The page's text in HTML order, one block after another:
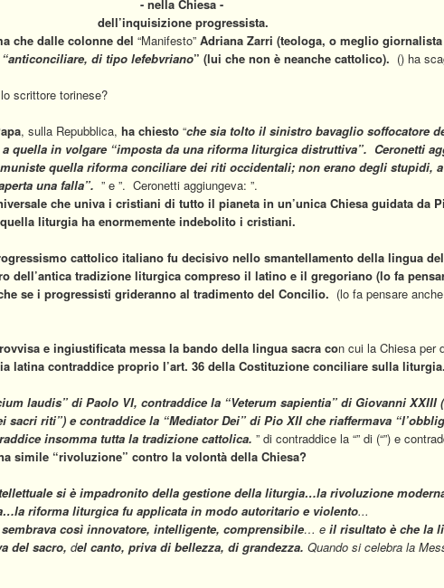
- nella Chiesa -
dell’inquisizione progressista.
che dalle colonne del “Manifesto” Adriana Zarri (teologa, o meglio
“anticonciliare, di tipo lefebvriano” (lui che non è neanche cattolico). () ha
scrittore torinese?
, sulla Repubblica, ha chiesto “che sia tolto il sinistro bavaglio soffocatore
quella in volgare “imposta da una riforma liturgica distruttiva”. Ceronetti
quella riforma conciliare dei riti occidentali; non erano degli stupidi,
una falla”. ” e ”. Ceronetti aggiungeva: ”.
che univa i cristiani di tutto il pianeta in un’unica Chiesa guidata da
liturgia ha enormemente indebolito i cristiani.
cattolico italiano fu decisivo nello smantellamento della lingua
dell’antica tradizione liturgica compreso il latino e il gregoriano (lo fa
se i progressisti grideranno al tradimento del Concilio. (lo fa pensare
e ingiustificata messa la bando della lingua sacra con cui la Chiesa per
latina contraddice proprio l’art. 36 della Costituzione conciliare sulla liturgia.
laudis” di Paolo VI, contraddice la “Veterum sapientia” di Giovanni XXIII
sacri riti”) e contraddice la “Mediator Dei” di Pio XIIche riaffermava
insomma tutta la tradizione cattolica. ” di contraddice la “” di (“”) e
simile “rivoluzione” contro la volontà della Chiesa?
si è impadronito della gestione della liturgia…la rivoluzione
la riforma liturgica fu applicata in modo autoritario e violento...
sembrava così innovatore, intelligente, comprensibile… e il risultato è che la
del sacro, del canto, priva di bellezza, di grandezza. Quando si celebra la